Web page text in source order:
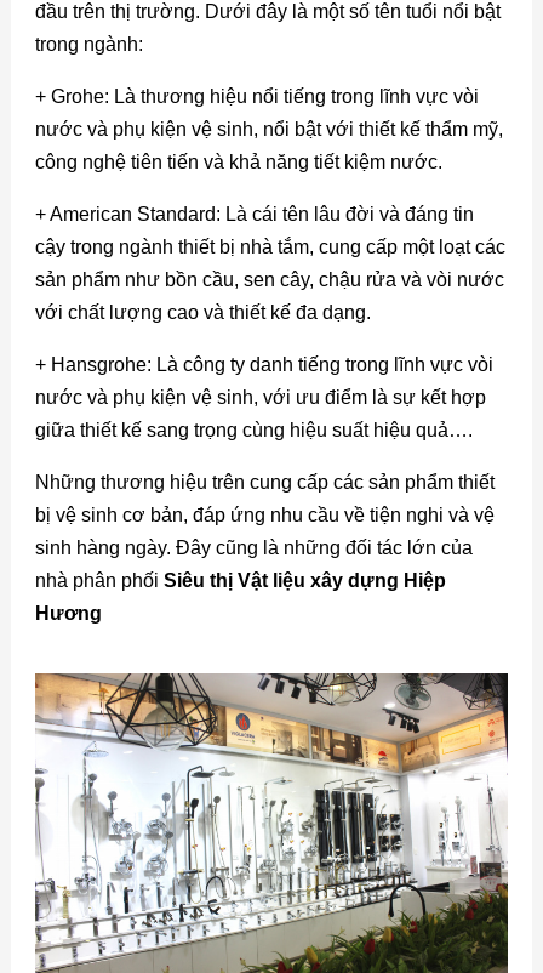
đầu trên thị trường. Dưới đây là một số tên tuổi nổi bật
trong ngành:
+ Grohe: Là thương hiệu nổi tiếng trong lĩnh vực vòi
nước và phụ kiện vệ sinh, nổi bật với thiết kế thẩm mỹ,
công nghệ tiên tiến và khả năng tiết kiệm nước.
+ American Standard: Là cái tên lâu đời và đáng tin
cậy trong ngành thiết bị nhà tắm, cung cấp một loạt các
sản phẩm như bồn cầu, sen cây, chậu rửa và vòi nước
với chất lượng cao và thiết kế đa dạng.
+ Hansgrohe: Là công ty danh tiếng trong lĩnh vực vòi
nước và phụ kiện vệ sinh, với ưu điểm là sự kết hợp
giữa thiết kế sang trọng cùng hiệu suất hiệu quả….
Những thương hiệu trên cung cấp các sản phẩm thiết
bị vệ sinh cơ bản, đáp ứng nhu cầu về tiện nghi và vệ
sinh hàng ngày. Đây cũng là những đối tác lớn của
nhà phân phối Siêu thị Vật liệu xây dựng Hiệp
Hương